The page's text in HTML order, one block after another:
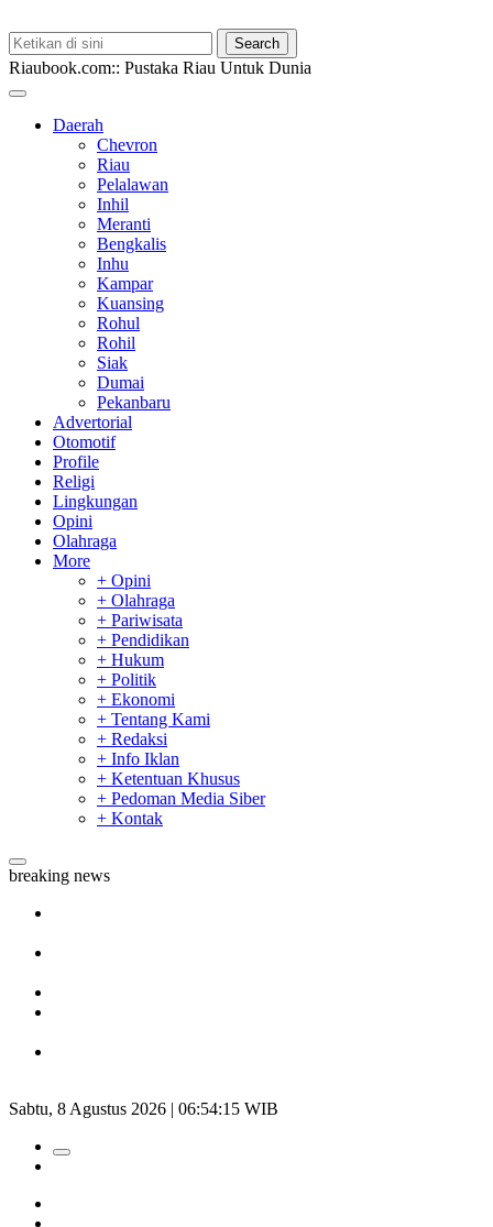
Riaubook.com:: Pustaka Riau Untuk Dunia
Daerah
Chevron
Riau
Pelalawan
Inhil
Meranti
Bengkalis
Inhu
Kampar
Kuansing
Rohul
Rohil
Siak
Dumai
Pekanbaru
Advertorial
Otomotif
Profile
Religi
Lingkungan
Opini
Olahraga
More
+ Opini
+ Olahraga
+ Pariwisata
+ Pendidikan
+ Hukum
+ Politik
+ Ekonomi
+ Tentang Kami
+ Redaksi
+ Info Iklan
+ Ketentuan Khusus
+ Pedoman Media Siber
+ Kontak
breaking news
Sabtu, 8 Agustus 2026 | 06:54:17 WIB